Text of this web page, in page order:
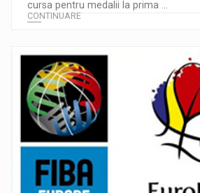
cursa pentru medalii la prima ...
CONTINUARE